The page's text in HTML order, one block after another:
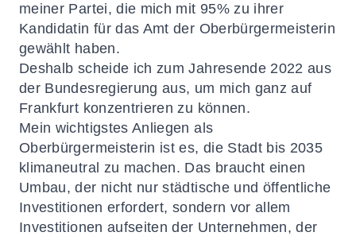
meiner Partei, die mich mit 95% zu ihrer
Kandidatin für das Amt der Oberbürgermeisterin
gewählt haben.
Deshalb scheide ich zum Jahresende 2022 aus
der Bundesregierung aus, um mich ganz auf
Frankfurt konzentrieren zu können.
Mein wichtigstes Anliegen als
Oberbürgermeisterin ist es, die Stadt bis 2035
klimaneutral zu machen. Das braucht einen
Umbau, der nicht nur städtische und öffentliche
Investitionen erfordert, sondern vor allem
Investitionen aufseiten der Unternehmen, der